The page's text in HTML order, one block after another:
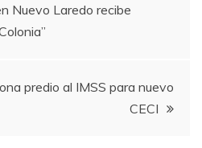
Nuevo Laredo recibe
predio al IMSS para nuevo
CECI